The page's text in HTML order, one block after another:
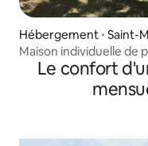
Hébergement ⋅ Saint-
Maison individuelle de
Le confort